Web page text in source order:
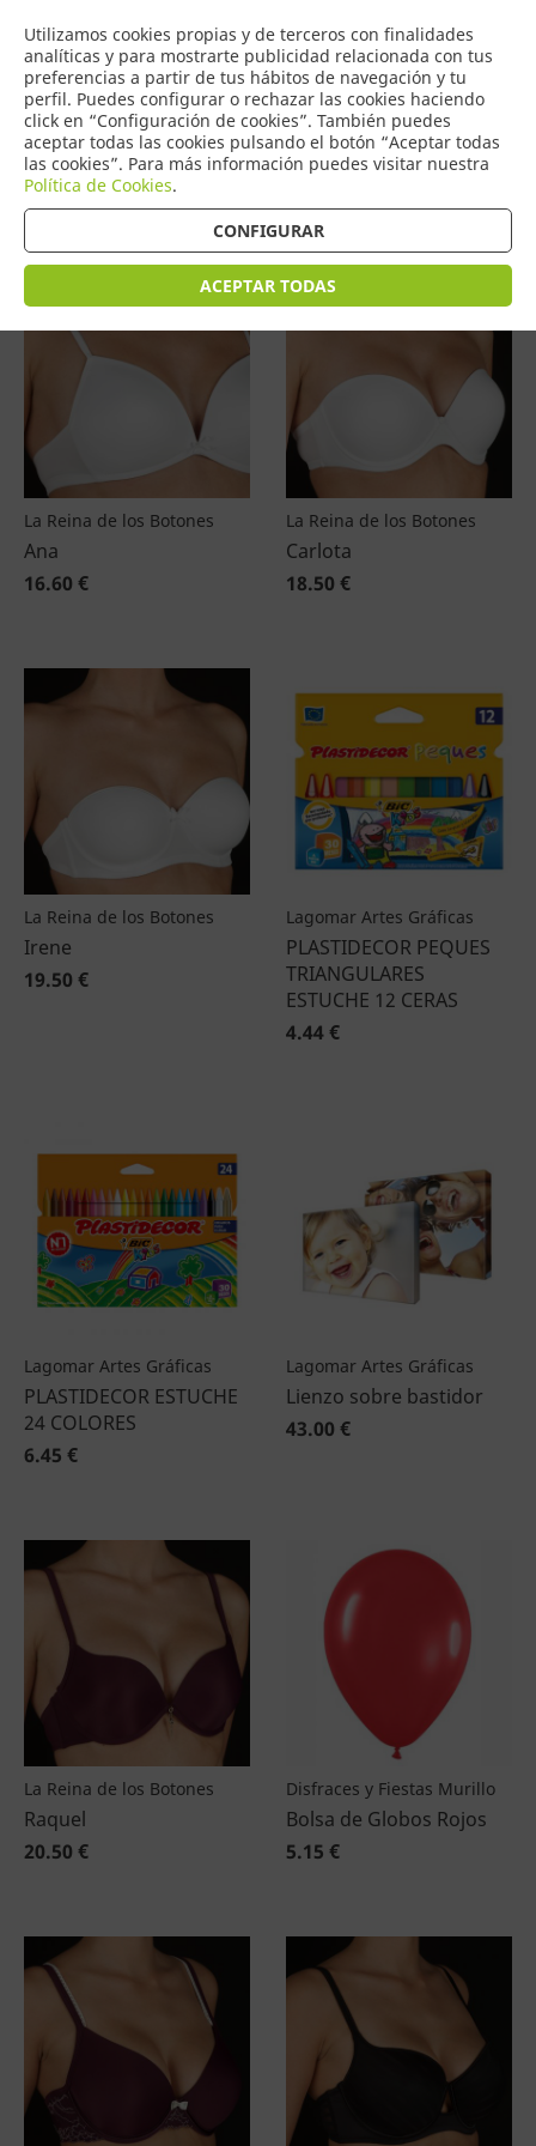
Utilizamos cookies propias y de terceros con finalidades
analíticas y para mostrarte publicidad relacionada con tus
preferencias a partir de tus hábitos de navegación y tu
perfil. Puedes configurar o rechazar las cookies haciendo
click en “Configuración de cookies”. También puedes
aceptar todas las cookies pulsando el botón “Aceptar todas
las cookies”. Para más información puedes visitar nuestra
Política de Cookies.
CONFIGURAR
ACEPTAR TODAS
0
COMERCIO
DE TORRIJOS
Productos (4601)
Ordenar por precio
La Reina de los Botones
Ana
16.60 €
La Reina de los Botones
Carlota
18.50 €
La Reina de los Botones
Irene
19.50 €
Lagomar Artes Gráficas
PLASTIDECOR PEQUES
TRIANGULARES
ESTUCHE 12 CERAS
4.44 €
Lagomar Artes Gráficas
PLASTIDECOR ESTUCHE
24 COLORES
6.45 €
Lagomar Artes Gráficas
Lienzo sobre bastidor
43.00 €
La Reina de los Botones
Raquel
20.50 €
Disfraces y Fiestas Murillo
Bolsa de Globos Rojos
5.15 €